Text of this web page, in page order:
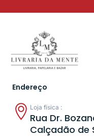
Endereço
Loja física :
Rua Dr.
Calçadão de